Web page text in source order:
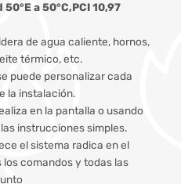
a 50°C,PCI 10,97
de agua caliente, hornos,
térmico, etc.
puede personalizar cada
la instalación.
en la pantalla o usando
instrucciones simples.
el sistema radica en el
comandos y todas las